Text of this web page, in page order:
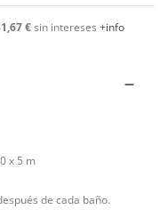
€sin intereses +info
x 5 m
de cada baño.